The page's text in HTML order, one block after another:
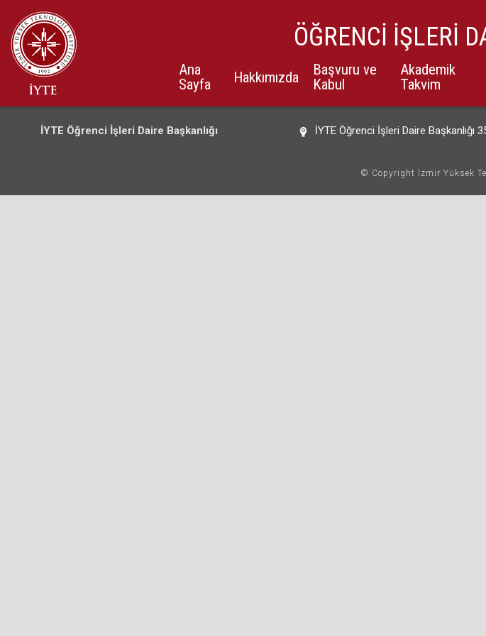
ÖĞRENCİ İŞLERİ
Ana
Sayfa
Hakkımızda
Başvuru ve
Kabul
Akademik
Takvim
İYTE Öğrenci İşleri Daire Başkanlığı İYTE Öğrenci İşleri Daire Başkanlığı
© Copyright İzmir Yüksek